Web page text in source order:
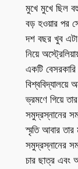
মুখে মুখে ছিল
বড় হওয়ার পর
দশ বছর খুব
নিয়ে
একটি
বিশ্ববিদ্যালয়ে
ভ্রমণে গিয়ে
সমুদ্রস্নানের
স্মৃতি আবার তার
সমুদ্রস্নানের
চার ছাত্র এবং